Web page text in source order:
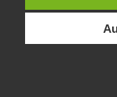
3.
Die
Diese Website
Website stimmst du der